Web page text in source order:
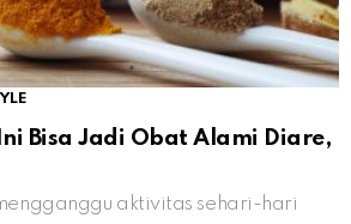
Bisa Jadi Obat Alami Diare,
aktivitas sehari-hari